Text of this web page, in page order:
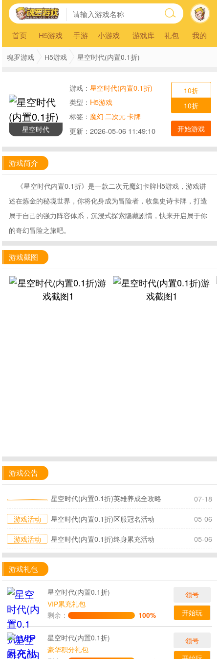
首页 H5游戏 手游 小游戏 游戏库 礼包 我的
魂罗游戏 H5游戏 星空时代(内置0.1折)
星空时代
游戏： 星空时代(内置0.1折)
类型： H5游戏
标签： 魔幻二次元卡牌
更新： 2026-05-06 11:49:10
10折
10折
开始游戏
游戏简介
《星空时代内置0.1折》是一款二次元魔幻卡牌H5游戏，游戏讲
述在炼金的秘境世界，你将化身成为冒险者，收集史诗卡牌，打造
属于自己的强力阵容体系，沉浸式探索隐藏剧情，快来开启属于你
的奇幻冒险之旅吧。
游戏截图
游戏公告
星空时代(内置0.1折)英雄养成全攻略
07-18
游戏活动
星空时代(内置0.1折)区服冠名活动
05-06
游戏活动
星空时代(内置0.1折)终身累充活动 05-06
游戏礼包
星空时代(内置0.1折)
VIP累充礼包
剩余：
100%
领号
开始玩
星空时代(内置0.1折)
豪华积分礼包
领号